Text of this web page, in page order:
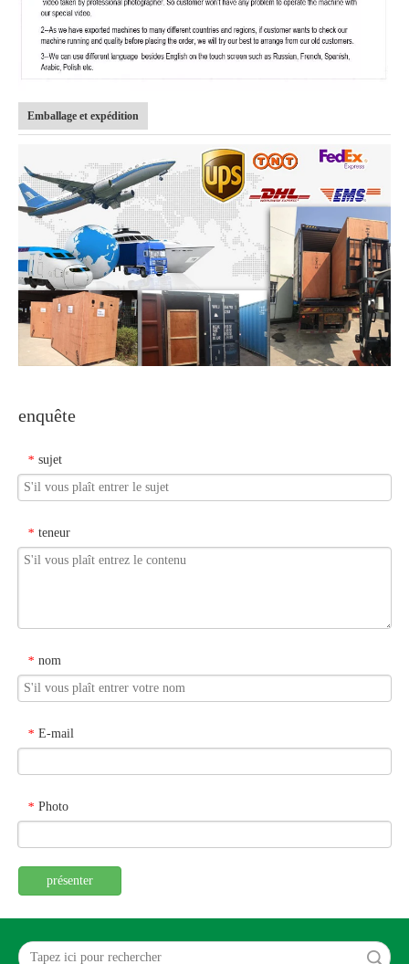
Emballage et expédition
enquête
* sujet
* teneur
* nom
* E-mail
* Photo
présenter